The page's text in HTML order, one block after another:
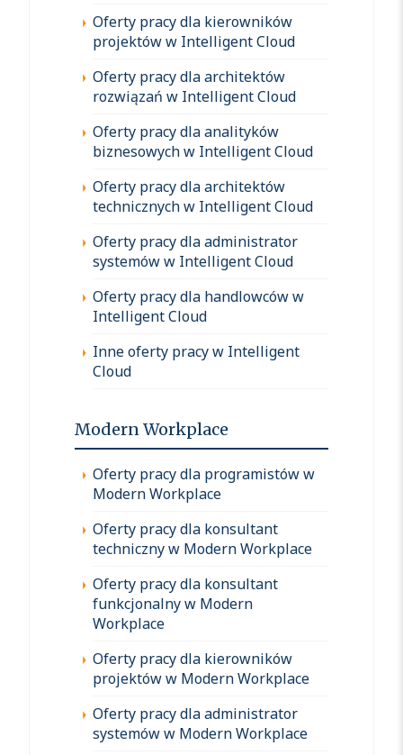
Oferty pracy dla kierowników
projektów w Intelligent Cloud
Oferty pracy dla architektów
rozwiązań w Intelligent Cloud
Oferty pracy dla analityków
biznesowych w Intelligent Cloud
Oferty pracy dla architektów
technicznych w Intelligent Cloud
Oferty pracy dla administrator
systemów w Intelligent Cloud
Oferty pracy dla handlowców w
Intelligent Cloud
Inne oferty pracy w Intelligent
Cloud
Modern Workplace
Oferty pracy dla programistów w
Modern Workplace
Oferty pracy dla konsultant
techniczny w Modern Workplace
Oferty pracy dla konsultant
funkcjonalny w Modern
Workplace
Oferty pracy dla kierowników
projektów w Modern Workplace
Oferty pracy dla administrator
systemów w Modern Workplace